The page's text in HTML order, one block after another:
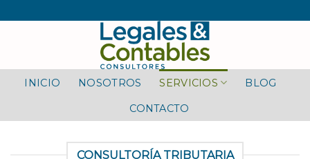
to
INICIO NOSOTROS SERVICIOS BLOG
CONTACTO
CONSULTORÍA TRIBUTARIA